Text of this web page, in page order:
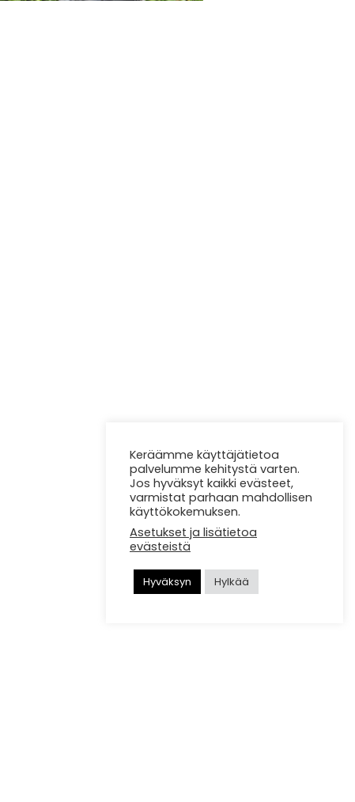
Keräämme käyttäjätietoa
palvelumme kehitystä varten.
Jos hyväksyt kaikki evästeet,
varmistat parhaan mahdollisen
käyttökokemuksen.
Asetukset ja lisätietoa
evästeistä
Hyväksyn Hylkää